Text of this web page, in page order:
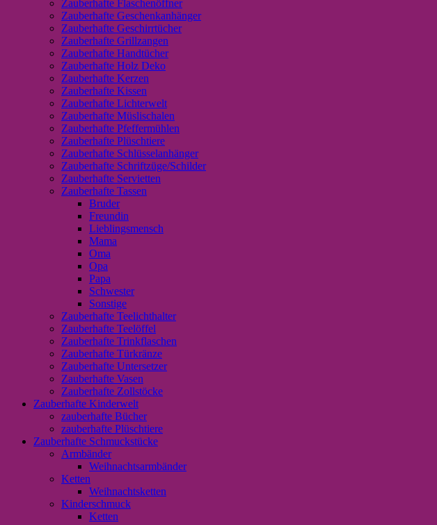
Zauberhafte Flaschenöffner
Zauberhafte Geschenkanhänger
Zauberhafte Geschirrtücher
Zauberhafte Grillzangen
Zauberhafte Handtücher
Zauberhafte Holz Deko
Zauberhafte Kerzen
Zauberhafte Kissen
Zauberhafte Lichterwelt
Zauberhafte Müslischalen
Zauberhafte Pfeffermühlen
Zauberhafte Plüschtiere
Zauberhafte Schlüsselanhänger
Zauberhafte Schriftzüge/Schilder
Zauberhafte Servietten
Zauberhafte Tassen
Bruder
Freundin
Lieblingsmensch
Mama
Oma
Opa
Papa
Schwester
Sonstige
Zauberhafte Teelichthalter
Zauberhafte Teelöffel
Zauberhafte Trinkflaschen
Zauberhafte Türkränze
Zauberhafte Untersetzer
Zauberhafte Vasen
Zauberhafte Zollstöcke
Zauberhafte Kinderwelt
zauberhafte Bücher
zauberhafte Plüschtiere
Zauberhafte Schmuckstücke
Armbänder
Weihnachtsarmbänder
Ketten
Weihnachtsketten
Kinderschmuck
Ketten